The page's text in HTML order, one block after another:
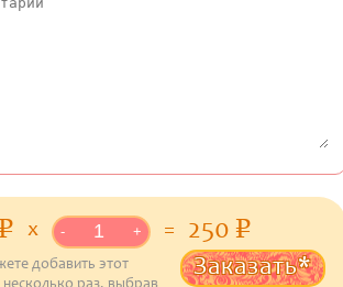
уб.
x - + = 250 p
Заказать*
добавить этот